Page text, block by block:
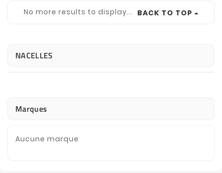
No more results to display... BACK TO TOP
NACELLES
Marques
Aucune marque